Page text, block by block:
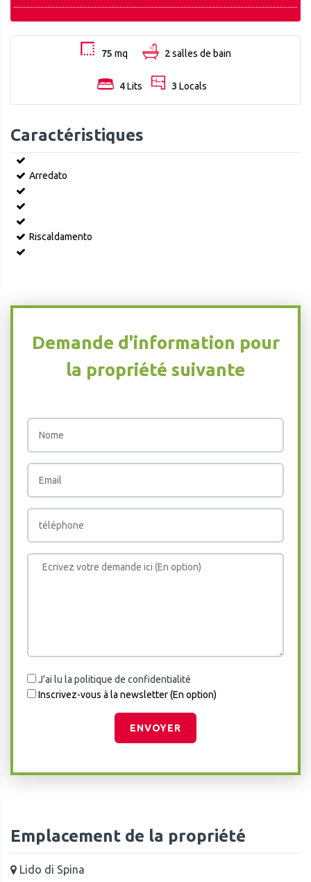
75 mq 2salles de bain
4Lits 3 Locals
Caractéristiques
Arredato
Riscaldamento
Demande d'information pour
la propriété suivante
J'ai lu la politique de confidentialité
Inscrivez-vous à la newsletter (En option)
ENVOYER
Emplacement de la propriété
Lido di Spina